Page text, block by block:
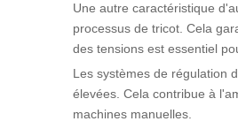
Une autre caractéristique
processus de tricot. Cela
des tensions est essentiel
Les systèmes de régulation
élevées. Cela contribue à
machines manuelles.